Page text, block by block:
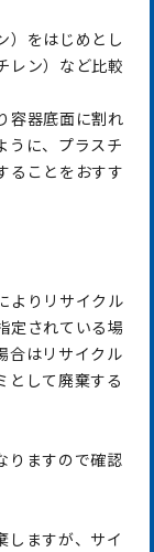
）をはじめとし
レン）など比較
容器底面に割れ
うに、プラスチ
ることをおすす
よりリサイクル
定されている場
合はリサイクル
として廃棄する
りますので確認
しますが、サイ